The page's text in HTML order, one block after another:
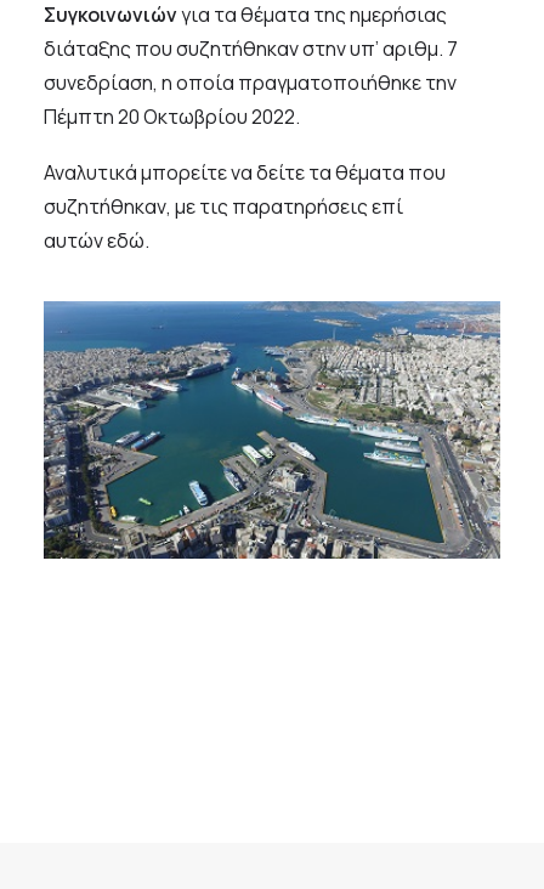
Συγκοινωνιώνγια τα θέματα της ημερήσιας
διάταξης που συζητήθηκαν στην υπ’ αριθμ. 7
συνεδρίαση, η οποία πραγματοποιήθηκε την
Πέμπτη 20 Οκτωβρίου 2022.
Αναλυτικά μπορείτε να δείτε τα θέματα που
συζητήθηκαν, με τις παρατηρήσεις επί
αυτώνεδώ.